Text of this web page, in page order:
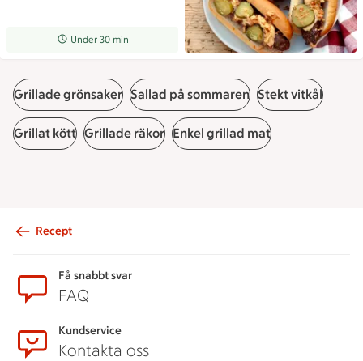
Receptet tar Under 30 min att tillaga
Under 30 min
Grillade grönsaker Sallad på sommaren Stekt vitkål
Grillat kött Grillade räkor Enkel grillad mat
Recept
Få snabbt svar
FAQ
Kundservice
Kontakta oss